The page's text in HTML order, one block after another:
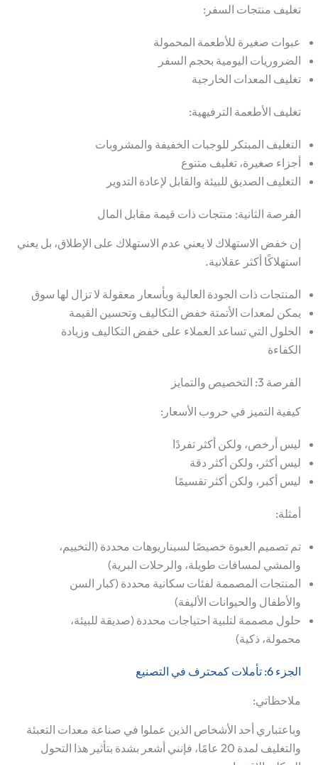
تغليف منتجات السفر:
عبوات صغيرة للأطعمة المحمولة
الضروريات اليومية بحجم السفر
تغليف المعدات الخارجية
تغليف الأطعمة الترفيهية:
التغليف المبتكر للوجبات الخفيفة والمشروبات
أجزاء صغيرة، تغليف متنوع
التغليف الصديق للبيئة والقابل لإعادة التدوير
الفرصة الثانية: منتجات ذات قيمة مقابل المال
إن خفض الاستهلاك لا يعني عدم الاستهلاك على الإطلاق، بل يعني
استهلاكًا أكثر عقلانية.
المنتجات ذات الجودة العالية وبأسعار معقولة لا تزال لها سوق
يمكن لمعدات الأتمتة خفض التكاليف وتحسين القيمة
الحلول التي تساعد العملاء على خفض التكاليف وزيادة
الكفاءة
الفرصة 3: التخصيص والتمايز
كيفية التميز في حروب الأسعار:
ليس أرخص، ولكن أكثر تفردًا
ليس أكثر، ولكن أكثر دقة
ليس أكبر، ولكن أكثر تقسيمًا
أمثلة:
تم تصميم العبوة خصيصًا لسيناريوهات محددة (التخييم،
والمشي لمسافات طويلة، والرحلات البرية)
المنتجات المصممة لفئات سكانية محددة (كبار السن
والأطفال والحيوانات الأليفة)
حلول مصممة لتلبية احتياجات محددة (صديقة للبيئة،
محمولة، ذكية)
الجزء 6: تأملات كمحترف في التصنيع
ملاحظاتي:
وباعتباري أحد الأشخاص الذين عملوا في صناعة معدات التعبئة
والتغليف لمدة 20 عامًا، فإنني أشعر بشدة بتأثير هذا التحول